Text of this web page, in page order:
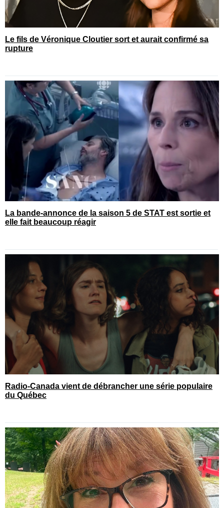
Le fils de Véronique Cloutier sort et aurait confirmé sa
rupture
La bande-annonce de la saison 5 de STAT est sortie et
elle fait beaucoup réagir
Radio-Canada vient de débrancher une série populaire
du Québec